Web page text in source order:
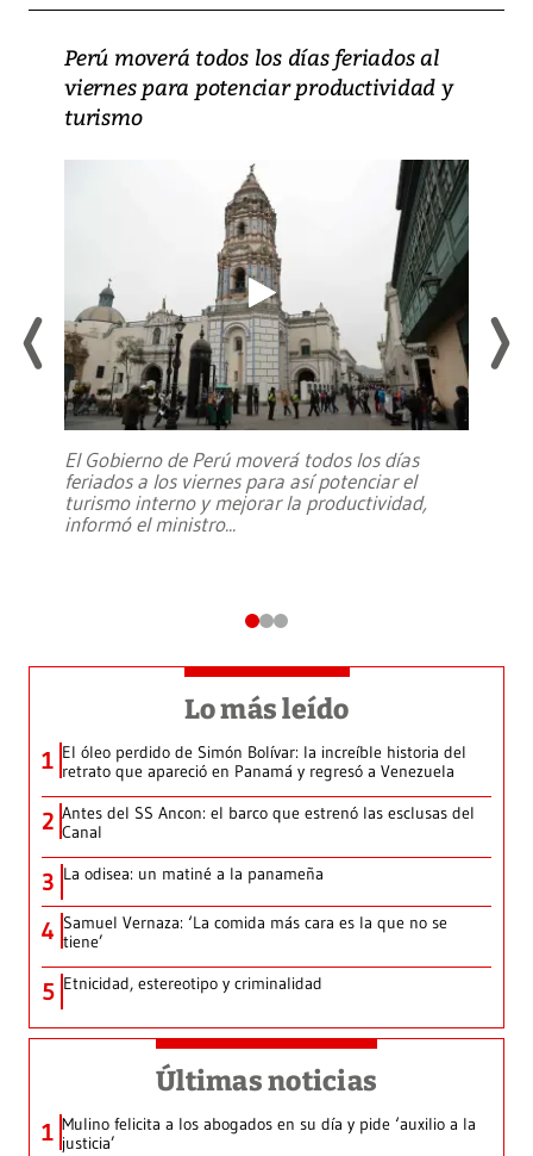
Perú moverá todos los días feriados al
viernes para potenciar productividad y
turismo
El Gobierno de Perú moverá todos los días
feriados a los viernes para así potenciar el
turismo interno y mejorar la productividad,
informó el ministro...
Lo más leído
1 El óleo perdido de Simón Bolívar: la increíble historia del
retrato que apareció en Panamá y regresó a Venezuela
2 Antes del SS Ancon: el barco que estrenó las esclusas del
Canal
3 La odisea: un matiné a la panameña
4 Samuel Vernaza: ‘La comida más cara es la que no se
tiene’
5 Etnicidad, estereotipo y criminalidad
Últimas noticias
1 Mulino felicita a los abogados en su día y pide ‘auxilio a la
justicia’